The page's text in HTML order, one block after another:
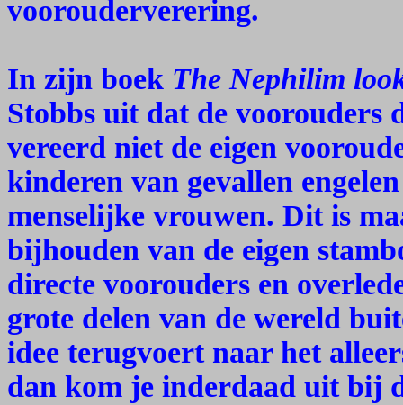
voorouderverering.
In zijn boek The Nephilim
Stobbs uit dat de voorouders
vereerd niet de eigen
kinderen van gevallen
menselijke vrouwen. Dit is
bijhouden van de eigen
directe voorouders en
grote delen van de wereld
idee terugvoert naar het
dan kom je inderdaad uit bij